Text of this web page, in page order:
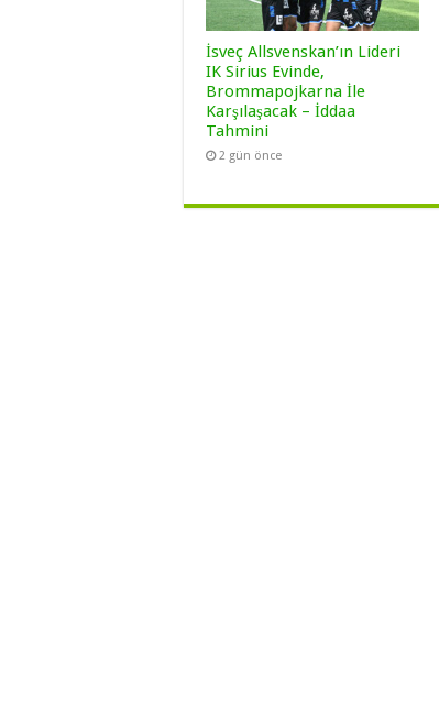
İsveç Allsvenskan’ın Lideri
IK Sirius Evinde,
Brommapojkarna İle
Karşılaşacak – İddaa
Tahmini
2 gün önce